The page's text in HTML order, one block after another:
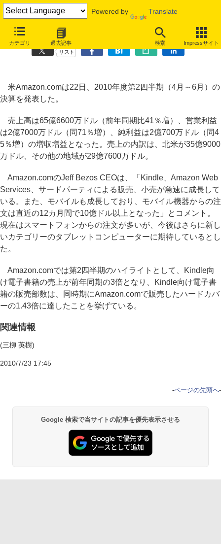
Powered by Translate
カテゴリ 過去記事 検索 Impressサイト
米Amazonの第2四半期決算、モバイル販売やKindleが好調で増収増益
リスト
米Amazon.comは22日、2010年度第2四半期（4月～6月）の
決算を発表した。
売上高は65億6600万ドル（前年同期比41％増）、営業利益
は2億7000万ドル（同71％増）、純利益は2億700万ドル（同4
5％増）の増収増益となった。売上の内訳は、北米が35億9000
万ドル、その他の地域が29億7600万ドル。
Amazon.comのJeff Bezos CEOは、「Kindle、Amazon Web
Services、サードパーティによる販売、小売が急速に成長して
いる。また、モバイルも成長しており、モバイル機器からの注
文は直近の12カ月間で10億ドル以上となった」とコメント。
現在はスマートフォンからの注文が多いが、今後はさらに新し
いカテゴリーのタブレットコンピューターに期待しているとし
た。
Amazon.comでは第2四半期のハイライトとして、Kindle向
け電子書籍の売上が前年同期の3倍となり、Kindle向け電子書
籍の販売部数は、同時期にAmazon.comで販売したハードカバ
ーの1.43倍に達したことを挙げている。
関連情報
(三柳 英樹)
2010/7/23 17:45
-ページの先頭へ-
Google 検索で当サイトの記事を優先表示させる